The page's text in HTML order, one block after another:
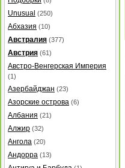
Unusual (250)
Абхазия (10)
Австралия (377)
Австрия (61)
Австро-Венгерская Империя
(1)
Азербайджан (23)
Азорские острова (6)
Албания (21)
Алжир (32)
Ангола (20)
Андорра (13)